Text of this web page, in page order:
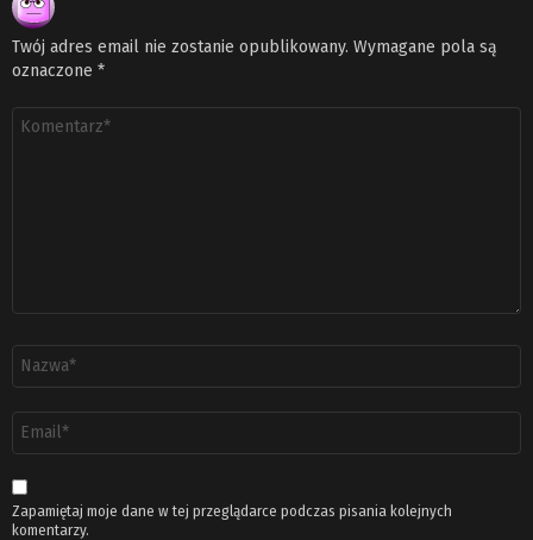
Twój adres email nie zostanie opublikowany. Wymagane pola są
oznaczone *
email
*
Zapamiętaj moje dane w tej przeglądarce podczas pisania kolejnych
komentarzy.